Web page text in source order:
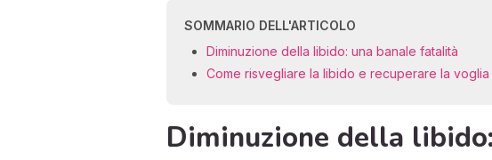
SOMMARIO DELL'ARTICOLO
Diminuzione della libido: una banale fatalità
Come risvegliare la libido e recuperare la
Diminuzione della